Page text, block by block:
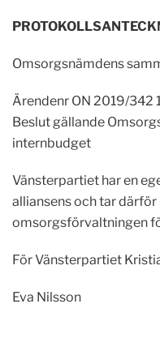
Omsorgsnämdens
Ärendenr ON 2019/342
Beslut gällande
internbudget
Vänsterpartiet har en
alliansens och tar
omsorgsförvaltningen
För Vänsterpartiet
Eva Nilsson